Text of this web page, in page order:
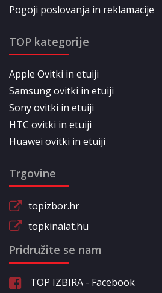
Pogoji poslovanja in reklamacije
TOP kategorije
Apple Ovitki in etuiji
Samsung ovitki in etuiji
Sony ovitki in etuiji
HTC ovitki in etuiji
Huawei ovitki in etuiji
Trgovine
topizbor.hr
topkinalat.hu
Pridružite se nam
TOP IZBIRA - Facebook